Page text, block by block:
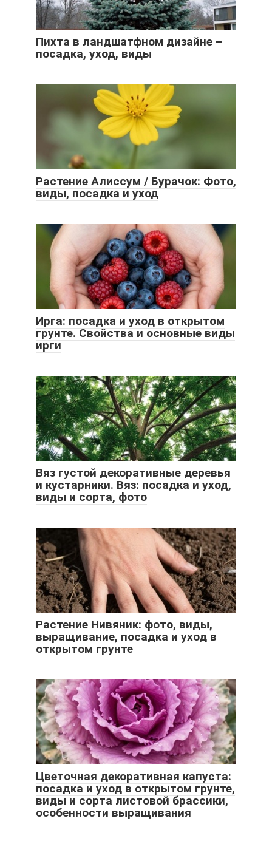
Пихта в ландшатфном дизайне –
посадка, уход, виды
Растение Алиссум / Бурачок: Фото,
виды, посадка и уход
Ирга: посадка и уход в открытом
грунте. Свойства и основные виды
ирги
Вяз густой декоративные деревья
и кустарники. Вяз: посадка и уход,
виды и сорта, фото
Растение Нивяник: фото, виды,
выращивание, посадка и уход в
открытом грунте
Цветочная декоративная капуста:
посадка и уход в открытом грунте,
виды и сорта листовой брассики,
особенности выращивания